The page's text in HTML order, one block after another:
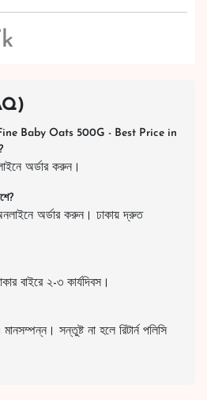
Baby Oats 500G - Best Price in
অর্ডার করুন।
অর্ডার করুন। ঢাকায় দ্রুত
বাইরে ২-৩ কার্যদিবস।
সন্তুষ্ট না হলে রিটার্ন পলিসি